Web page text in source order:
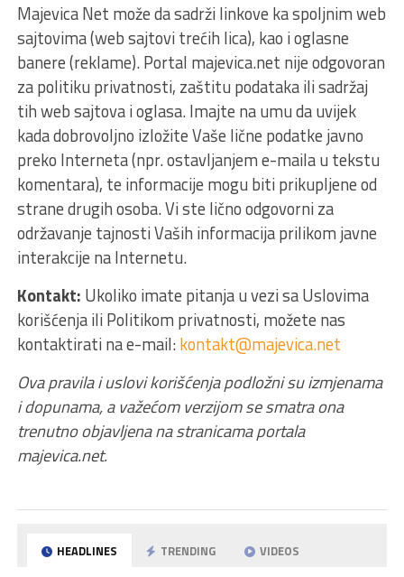
Majevica Net može da sadrži linkove ka spoljnim web
sajtovima (web sajtovi trećih lica), kao i oglasne
banere (reklame). Portal majevica.net nije odgovoran
za politiku privatnosti, zaštitu podataka ili sadržaj
tih web sajtova i oglasa. Imajte na umu da uvijek
kada dobrovoljno izložite Vaše lične podatke javno
preko Interneta (npr. ostavljanjem e-maila u tekstu
komentara), te informacije mogu biti prikupljene od
strane drugih osoba. Vi ste lično odgovorni za
održavanje tajnosti Vaših informacija prilikom javne
interakcije na Internetu.
Kontakt: Ukoliko imate pitanja u vezi sa Uslovima
korišćenja ili Politikom privatnosti, možete nas
kontaktirati na e-mail:kontakt@majevica.net
Ova pravila i uslovi korišćenja podložni su izmjenama
i dopunama, a važećom verzijom se smatra ona
trenutno objavljena na stranicama portala
majevica.net.
HEADLINES TRENDING VIDEOS